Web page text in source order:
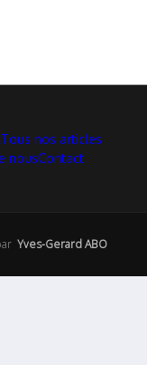
Tous nos articles
nousContact
Yves-Gerard ABO